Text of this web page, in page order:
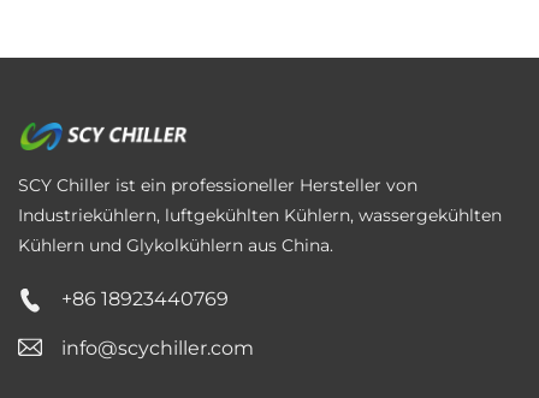
SCY Chiller ist ein professioneller Hersteller von
Industriekühlern, luftgekühlten Kühlern, wassergekühlten
Kühlern und Glykolkühlern aus China.
+86 18923440769
info@scychiller.com